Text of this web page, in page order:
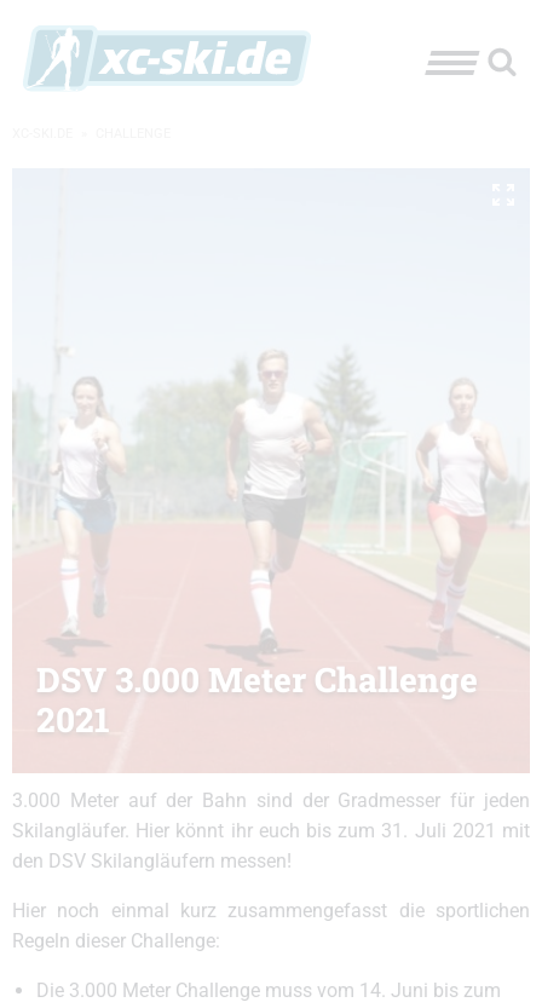
DSV 3.000 Meter Challenge
2021
3.000 Meter auf der Bahn sind der Gradmesser für jeden
Skilangläufer. Hier könnt ihr euch bis zum 31. Juli 2021 mit
den DSV Skilangläufern messen!
Hier noch einmal kurz zusammengefasst die sportlichen
Regeln dieser Challenge:
Die 3.000 Meter Challenge muss vom 14. Juni bis zum